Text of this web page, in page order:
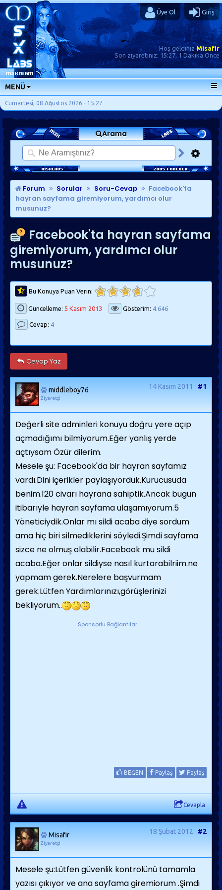
Üye Ol Giriş
Hoş geldinizMisafir
Son ziyaretiniz: 15:27, 1 Dakika Önce
MENÜ
ANA SAYFA
FORUMLAR
SORU-CEVAP
GÜNLÜKLER
SON MESAJLAR
KISAYOLLAR
Cumartesi, 08 Ağustos 2026 - 15:27
Arama
Forum Sorular Soru-Cevap
Facebook'ta
hayran sayfama giremiyorum, yardımcı olur
musunuz?
Facebook'ta hayran sayfama
giremiyorum, yardımcı olur
musunuz?
Bu Konuya Puan Verin:
Güncelleme: 5 Kasım 2013 Gösterim: 4.646
Cevap: 4
Cevap Yaz
middleboy76
Ziyaretçi
14 Kasım 2011 #1
Değerli site adminleri konuyu doğru yere açıp
açmadığımı bilmiyorum.Eğer yanlış yerde
açtıysam Özür dilerim.
Mesele şu: Facebook'da bir hayran sayfamız
vardı.Dini içerikler paylaşıyorduk.Kurucusuda
benim.120 civarı hayrana sahiptik.Ancak bugun
itibarıyle hayran sayfama ulaşamıyorum.5
Yöneticiydik.Onlar mı sildi acaba diye sordum
ama hiç biri silmediklerini söyledi.Şimdi sayfama
sizce ne olmuş olabilir.Facebook mu sildi
acaba.Eğer onlar sildiyse nasıl kurtarabilriim.ne
yapmam gerek.Nerelere başvurmam
gerek.Lütfen Yardımlarınızı,görüşlerinizi
bekliyorum..
Sponsorlu Bağlantılar
BEĞEN Paylaş Paylaş
Cevapla
Misafir
Ziyaretçi
18 Şubat 2012 #2
Mesele şu:Lütfen güvenlik kontrolünü tamamla
yazısı çıkıyor ve ana sayfama giremiorum .Şimdi